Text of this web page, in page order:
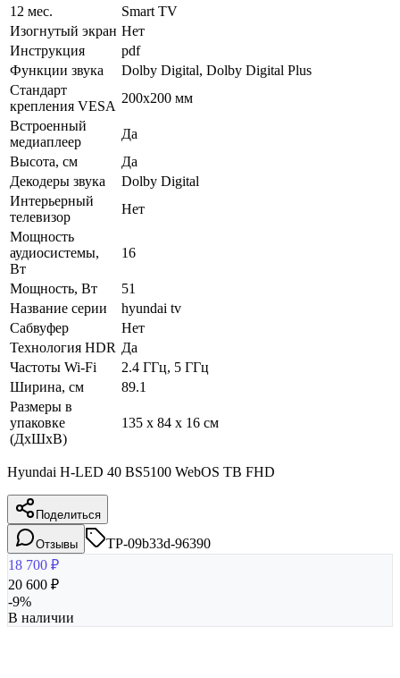
12 мес.
Smart TV
Изогнутый экран Нет
Инструкция
pdf
Функции звука
Dolby Digital, Dolby Digital Plus
Стандарт
крепления VESA
200x200 мм
Встроенный
медиаплеер
Да
Высота, см
Да
Декодеры звука
Dolby Digital
Интерьерный
телевизор
Нет
Мощность
аудиосистемы,
Вт
16
Мощность, Вт
51
Название серии
hyundai tv
Сабвуфер
Нет
Технология HDR Да
Частоты Wi-Fi
2.4 ГГц, 5 ГГц
Ширина, см
89.1
Размеры в
упаковке
(ДхШхВ)
135 x 84 x 16 см
Hyundai H-LED 40 BS5100 WebOS ТВ FHD
Поделиться
Отзывы
TP-09b33d-96390
18 700 ₽
20 600 ₽
-9%
В наличии